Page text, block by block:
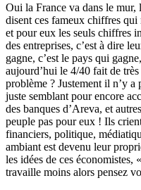
Oui la France va dans le mur,
disent ces fameux chiffres qui
et pour eux les seuls chiffres
des entreprises, c’est à dire
gagne, c’est le pays qui
aujourd’hui le 4/40 fait de
problème ? Justement il n’y
juste semblant pour encore
des banques d’Areva, et
peuple pas pour eux ! Ils
financiers, politique,
ambiant est devenu leur
les idées de ces
travaille moins alors pensez